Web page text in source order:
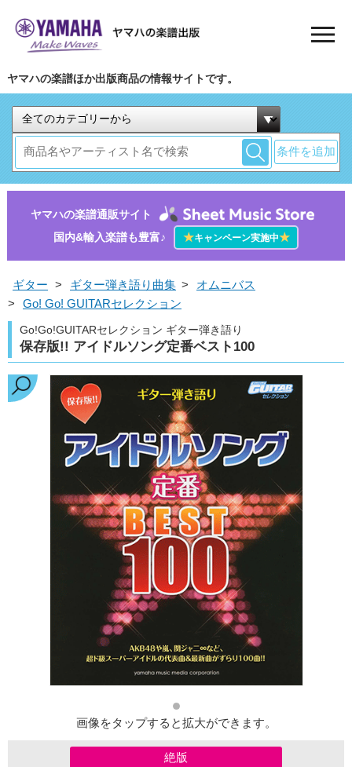
ヤマハの楽譜ほか出版商品の情報サイトです。
条件を追加
ヤマハの楽譜通販サイト
国内&輸入楽譜も豊富♪
★キャンペーン実施中★
ギター > ギター弾き語り曲集 >
オムニバス
>
Go! Go! GUITARセレクション
Go!Go!GUITARセレクション ギター弾き語り
保存版!! アイドルソング定番ベスト100
画像をタップすると拡大ができます。
絶版